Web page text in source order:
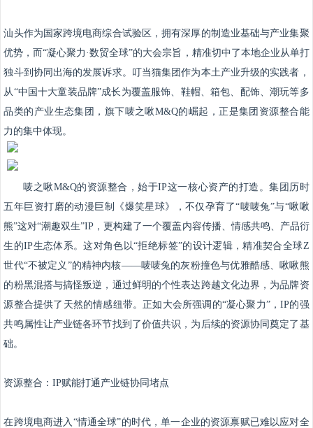
汕头作为国家跨境电商综合试验区，拥有深厚的制造业基础与产业集聚
优势，而“凝心聚力·数贸全球”的大会宗旨，精准切中了本地企业从单打
独斗到协同出海的发展诉求。叮当猫集团作为本土产业升级的实践者，
从“中国十大童装品牌”成长为覆盖服饰、鞋帽、箱包、配饰、潮玩等多
品类的产业生态集团，旗下唛之啾M&Q的崛起，正是集团资源整合能
力的集中体现。
唛之啾M&Q的资源整合，始于IP这一核心资产的打造。集团历时
五年巨资打磨的动漫巨制《爆笑星球》，不仅孕育了“唛唛兔”与“啾啾
熊”这对“潮趣双生”IP，更构建了一个覆盖内容传播、情感共鸣、产品衍
生的IP生态体系。这对角色以“拒绝标签”的设计逻辑，精准契合全球Z
世代“不被定义”的精神内核——唛唛兔的灰粉撞色与优雅酷感、啾啾熊
的粉黑混搭与搞怪叛逆，通过鲜明的个性表达跨越文化边界，为品牌资
源整合提供了天然的情感纽带。正如大会所强调的“凝心聚力”，IP的强
共鸣属性让产业链各环节找到了价值共识，为后续的资源协同奠定了基
础。
资源整合：IP赋能打通产业链协同堵点
在跨境电商进入“情通全球”的时代，单一企业的资源禀赋已难以应对全